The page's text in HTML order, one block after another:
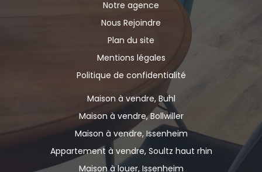
Notre agence
Nous Rejoindre
Plan du site
Mentions légales
Politique de confidentialité
Maison à vendre, Buhl
Maison à vendre, Bollwiller
Maison à vendre, Issenheim
Appartement à vendre, Soultz haut rhin
Maison à louer, Issenheim